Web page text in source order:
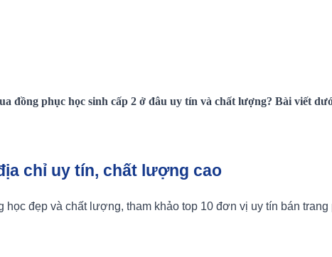
đồng phục học sinh cấp 2 ở đâu uy tín và chất lượng? Bài viết
chỉ uy tín, chất lượng cao
đẹp và chất lượng, tham khảo top 10 đơn vị uy tín bán